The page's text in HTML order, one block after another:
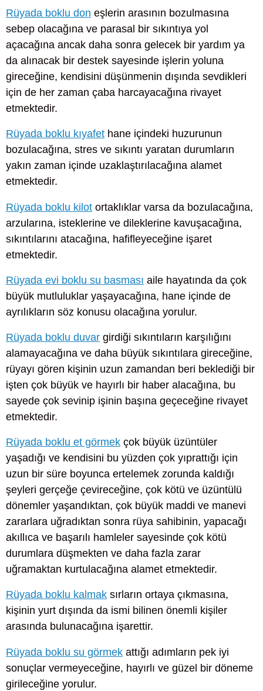
Rüyada boklu don eşlerin arasının bozulmasına
sebep olacağına ve parasal bir sıkıntıya yol
açacağına ancak daha sonra gelecek bir yardım ya
da alınacak bir destek sayesinde işlerin yoluna
gireceğine, kendisini düşünmenin dışında sevdikleri
için de her zaman çaba harcayacağına rivayet
etmektedir.
Rüyada boklu kıyafet hane içindeki huzurunun
bozulacağına, stres ve sıkıntı yaratan durumların
yakın zaman içinde uzaklaştırılacağına alamet
etmektedir.
Rüyada boklu kilot ortaklıklar varsa da bozulacağına,
arzularına, isteklerine ve dileklerine kavuşacağına,
sıkıntılarını atacağına, hafifleyeceğine işaret
etmektedir.
Rüyada evi boklu su basması aile hayatında da çok
büyük mutluluklar yaşayacağına, hane içinde de
ayrılıkların söz konusu olacağına yorulur.
Rüyada boklu duvar girdiği sıkıntıların karşılığını
alamayacağına ve daha büyük sıkıntılara gireceğine,
rüyayı gören kişinin uzun zamandan beri beklediği bir
işten çok büyük ve hayırlı bir haber alacağına, bu
sayede çok sevinip işinin başına geçeceğine rivayet
etmektedir.
Rüyada boklu et görmek çok büyük üzüntüler
yaşadığı ve kendisini bu yüzden çok yıprattığı için
uzun bir süre boyunca ertelemek zorunda kaldığı
şeyleri gerçeğe çevireceğine, çok kötü ve üzüntülü
dönemler yaşandıktan, çok büyük maddi ve manevi
zararlara uğradıktan sonra rüya sahibinin, yapacağı
akıllıca ve başarılı hamleler sayesinde çok kötü
durumlara düşmekten ve daha fazla zarar
uğramaktan kurtulacağına alamet etmektedir.
Rüyada boklu kalmak sırların ortaya çıkmasına,
kişinin yurt dışında da ismi bilinen önemli kişiler
arasında bulunacağına işarettir.
Rüyada boklu su görmek attığı adımların pek iyi
sonuçlar vermeyeceğine, hayırlı ve güzel bir döneme
girileceğine yorulur.